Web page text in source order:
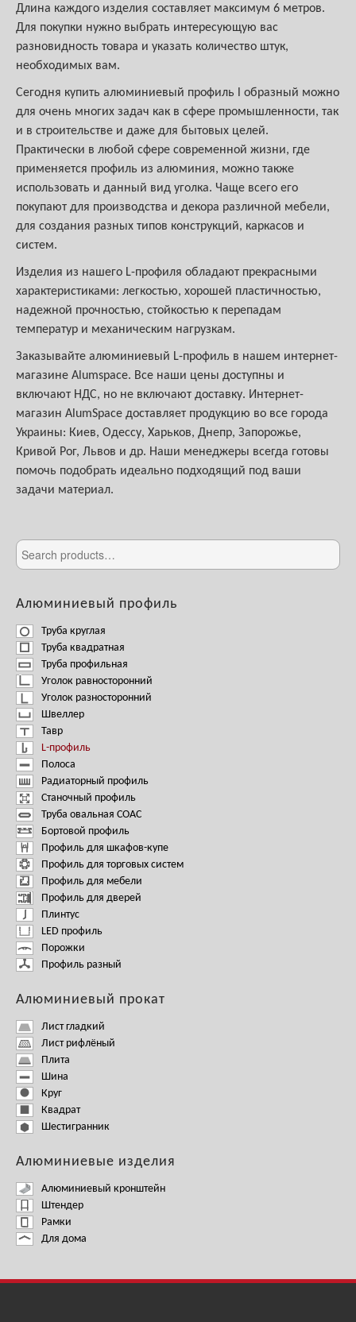
Длина каждого изделия составляет максимум 6 метров.
Для покупки нужно выбрать интересующую вас
разновидность товара и указать количество штук,
необходимых вам.
Сегодня купить алюминиевый профиль l образный можно
для очень многих задач как в сфере промышленности, так
и в строительстве и даже для бытовых целей.
Практически в любой сфере современной жизни, где
применяется профиль из алюминия, можно также
использовать и данный вид уголка. Чаще всего его
покупают для производства и декора различной мебели,
для создания разных типов конструкций, каркасов и
систем.
Изделия из нашего L-профиля обладают прекрасными
характеристиками: легкостью, хорошей пластичностью,
надежной прочностью, стойкостью к перепадам
температур и механическим нагрузкам.
Заказывайте алюминиевый L-профиль в нашем интернет-
магазине Alumspace. Все наши цены доступны и
включают НДС, но не включают доставку. Интернет-
магазин AlumSpace доставляет продукцию во все города
Украины: Киев, Одессу, Харьков, Днепр, Запорожье,
Кривой Рог, Львов и др. Наши менеджеры всегда готовы
помочь подобрать идеально подходящий под ваши
задачи материал.
Алюминиевый профиль
Труба круглая
Труба квадратная
Труба профильная
Уголок равносторонний
Уголок разносторонний
Швеллер
Тавр
L-профиль
Полоса
Радиаторный профиль
Станочный профиль
Труба овальная СОАС
Бортовой профиль
Профиль для шкафов-купе
Профиль для торговых систем
Профиль для мебели
Профиль для дверей
Плинтус
LED профиль
Порожки
Профиль разный
Алюминиевый прокат
Лист гладкий
Лист рифлёный
Плита
Шина
Круг
Квадрат
Шестигранник
Алюминиевые изделия
Алюминиевый кронштейн
Штендер
Рамки
Для дома